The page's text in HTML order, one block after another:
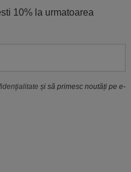
10% la urmatoarea
și să primesc noutăți pe e-